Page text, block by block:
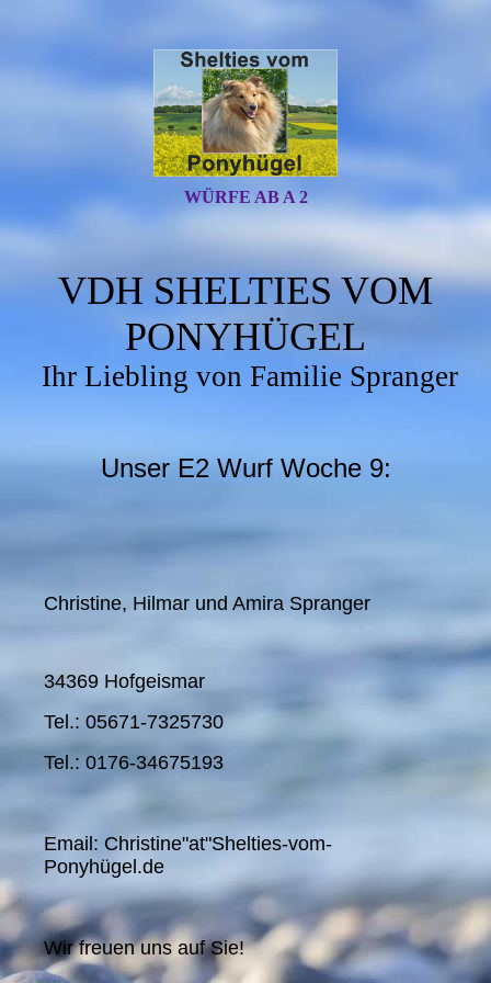
WÜRFE AB A 2
VDH SHELTIES VOM
PONYHÜGEL
Ihr Liebling von Familie Spranger
Unser E2 Wurf Woche 9:
Christine, Hilmar und Amira Spranger
34369 Hofgeismar
Tel.: 05671-7325730
Tel.: 0176-34675193
Email: Christine"at"Shelties-vom-
Ponyhügel.de
Wir freuen uns auf Sie!